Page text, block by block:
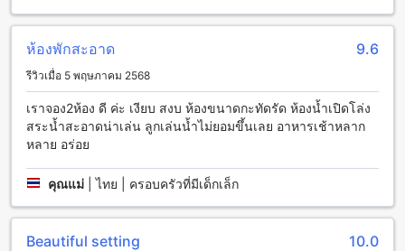
โรงแรมบ้านเพ คาบาน่า ให้บริการห้องพักที่มีสิ่งอำนวยความ
แบบที่สุด ทุกห้องพักมีเครื่องปรับอากาศเพื่อให้คุณรู้สึกสะดวกสบาย
ตลอดเวลา นอกจากนี้ยังมีเครื่องเป่าผมที่พร้อมใช้งานให้คุณใน
ห้องพัก เพื่อให้คุณสามารถจัดทรงผมได้อย่างสะดวกสบาย
หากคุณต้องการสันทนาการหรือพบกับความบันเทิงในห้องพัก
โรงแรมนี้มีโทรทัศน์และช่องรายการดาวเทียม/เคเบิลเพื่อให้คุณ
สามารถรับชมความบันเทิงตามความชอบของคุณได้ นอกจากนี้ยัง
อาหารสดไว้ในห้องได้ตลอดเวลา นอกจากนี้ยังมีระเบียงหรือ
สะดวกสบาย
ห้องพักสะอาด 9.6
รีวิวเมื่อ 5 พฤษภาคม 2568
เราจอง2ห้อง ดี ค่ะ เงียบ สงบ ห้องขนาดกะทัดรัด ห้องน้ำเปิดโล่ง
สระน้ำสะอาดน่าเล่น ลูกเล่นน้ำไม่ยอมขึ้นเลย อาหารเช้าหลาก
หลาย อร่อย
คุณแม่ |ไทย | ครอบครัวที่มีเด็กเล็ก
Beautiful setting 10.0